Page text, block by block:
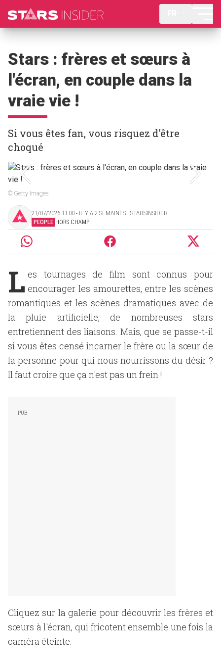
Stars : frères et sœurs à
l'écran, en couple dans la
vraie vie !
Si vous êtes fan, vous risquez d'être
choqué
© Getty Images
21/07/2026 11:00 ‧ IL Y A 2 SEMAINES | STARSINSIDER
PEOPLE HORS CHAMP
L es tournages de film sont connus pour
encourager les amourettes, entre les scènes
romantiques et les scènes dramatiques avec de
la pluie artificielle, de nombreuses stars
entretiennent des liaisons. Mais, que se passe-t-il
si vous êtes censé incarner le frère ou la sœur de
la personne pour qui nous nourrissons du désir ?
Il faut croire que ça n'est pas un frein !
Cliquez sur la galerie pour découvrir les frères et
sœurs à l'écran, qui fricotent ensemble une fois la
caméra éteinte.